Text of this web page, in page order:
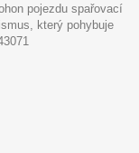
pojezdu spařovací
který pohybuje